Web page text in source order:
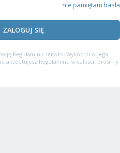
nie pamiętam hasła
ZALOGUJ SIĘ
Regulaminu serwisu Wykop.pl w jego
akceptujesz Regulaminu w całości, prosimy